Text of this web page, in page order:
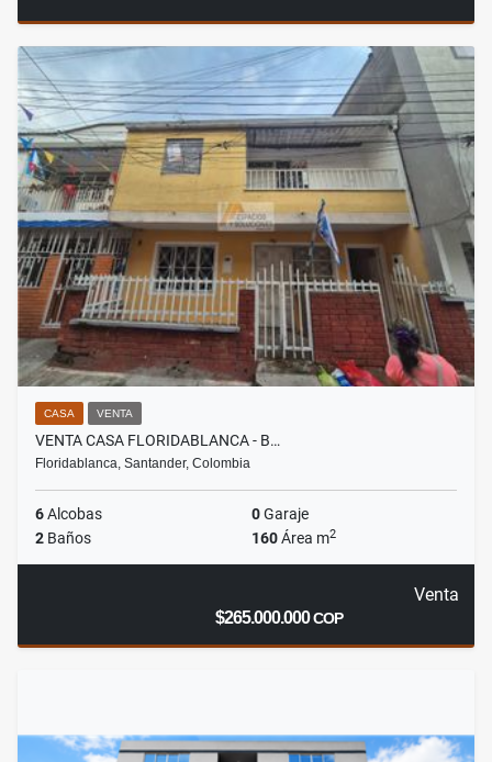
CASA VENTA
VENTA CASA FLORIDABLANCA - B…
Floridablanca, Santander, Colombia
6Alcobas 0Garaje
2 Baños 160Área m2
Venta
$265.000.000COP